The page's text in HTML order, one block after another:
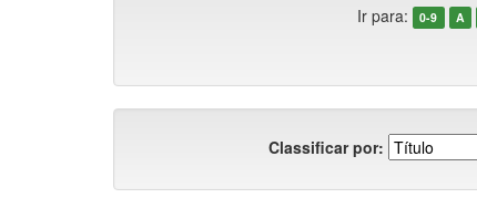
Ir para: 0-9 A
Classificar por: